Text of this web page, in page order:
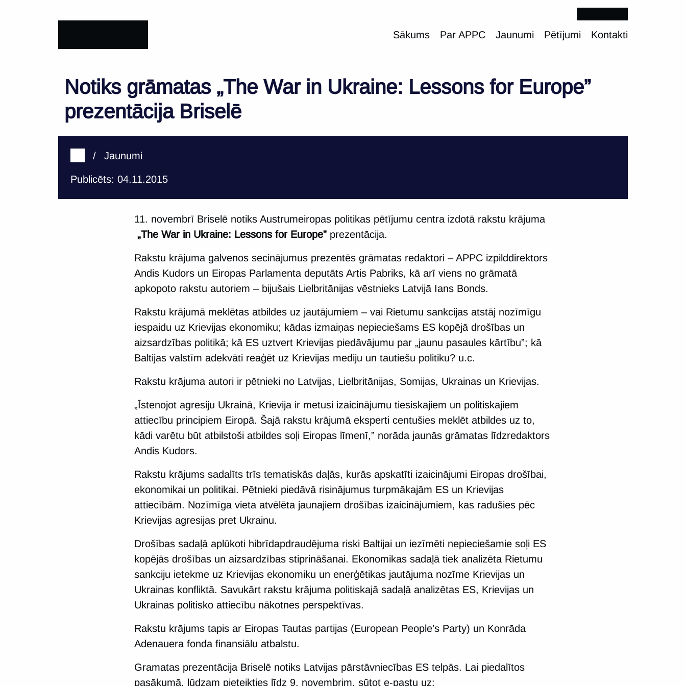
Sākums Par APPC Jaunumi Pētījumi Kontakti
Notiks grāmatas „The War in Ukraine: Lessons for Europe”
prezentācija Briselē
/ Jaunumi
Publicēts: 04.11.2015
11. novembrī Briselē notiks Austrumeiropas politikas pētījumu centra izdotā rakstu krājuma
„The War in Ukraine: Lessons for Europe”prezentācija.
Rakstu krājuma galvenos secinājumus prezentēs grāmatas redaktori – APPC izpilddirektors
Andis Kudors un Eiropas Parlamenta deputāts Artis Pabriks, kā arī viens no grāmatā
apkopoto rakstu autoriem – bijušais Lielbritānijas vēstnieks Latvijā Ians Bonds.
Rakstu krājumā meklētas atbildes uz jautājumiem – vai Rietumu sankcijas atstāj nozīmīgu
iespaidu uz Krievijas ekonomiku; kādas izmaiņas nepieciešams ES kopējā drošības un
aizsardzības politikā; kā ES uztvert Krievijas piedāvājumu par „jaunu pasaules kārtību”; kā
Baltijas valstīm adekvāti reaģēt uz Krievijas mediju un tautiešu politiku? u.c.
Rakstu krājuma autori ir pētnieki no Latvijas, Lielbritānijas, Somijas, Ukrainas un Krievijas.
„Īstenojot agresiju Ukrainā, Krievija ir metusi izaicinājumu tiesiskajiem un politiskajiem
attiecību principiem Eiropā. Šajā rakstu krājumā eksperti centušies meklēt atbildes uz to,
kādi varētu būt atbilstoši atbildes soļi Eiropas līmenī,” norāda jaunās grāmatas līdzredaktors
Andis Kudors.
Rakstu krājums sadalīts trīs tematiskās daļās, kurās apskatīti izaicinājumi Eiropas drošībai,
ekonomikai un politikai. Pētnieki piedāvā risinājumus turpmākajām ES un Krievijas
attiecībām. Nozīmīga vieta atvēlēta jaunajiem drošības izaicinājumiem, kas radušies pēc
Krievijas agresijas pret Ukrainu.
Drošības sadaļā aplūkoti hibrīdapdraudējuma riski Baltijai un iezīmēti nepieciešamie soļi ES
kopējās drošības un aizsardzības stiprināšanai. Ekonomikas sadaļā tiek analizēta Rietumu
sankciju ietekme uz Krievijas ekonomiku un enerģētikas jautājuma nozīme Krievijas un
Ukrainas konfliktā. Savukārt rakstu krājuma politiskajā sadaļā analizētas ES, Krievijas un
Ukrainas politisko attiecību nākotnes perspektīvas.
Rakstu krājums tapis ar Eiropas Tautas partijas (European People’s Party) un Konrāda
Adenauera fonda finansiālu atbalstu.
Gramatas prezentācija Briselē notiks Latvijas pārstāvniecības ES telpās. Lai piedalītos
pasākumā, lūdzam pieteikties līdz 9. novembrim, sūtot e-pastu uz: